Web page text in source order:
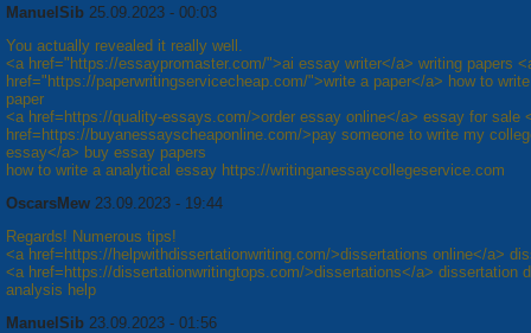
ManuelSib 25.09.2023 - 00:03
You actually revealed it really well.
<a href="https://essaypromaster.com/">ai essay writer</a> writing papers
href="https://paperwritingservicecheap.com/">write a paper</a> how to
paper
<a href=https://quality-essays.com/>order essay online</a> essay for sale
href=https://buyanessayscheaponline.com/>pay someone to write my
essay</a> buy essay papers
how to write a analytical essay https://writinganessaycollegeservice.com
OscarsMew 23.09.2023 - 19:44
Regards! Numerous tips!
<a href=https://helpwithdissertationwriting.com/>dissertations online</a>
<a href=https://dissertationwritingtops.com/>dissertations</a> dissertation
analysis help
ManuelSib 23.09.2023 - 01:56